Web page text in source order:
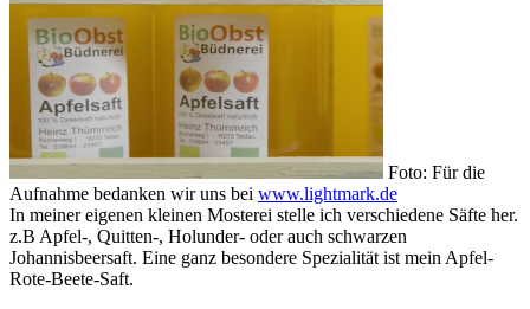
Foto: Für die
Aufnahme bedanken wir uns bei www.lightmark.de
In meiner eigenen kleinen Mosterei stelle ich verschiedene Säfte her.
z.B Apfel-, Quitten-, Holunder- oder auch schwarzen
Johannisbeersaft. Eine ganz besondere Spezialität ist mein Apfel-
Rote-Beete-Saft.